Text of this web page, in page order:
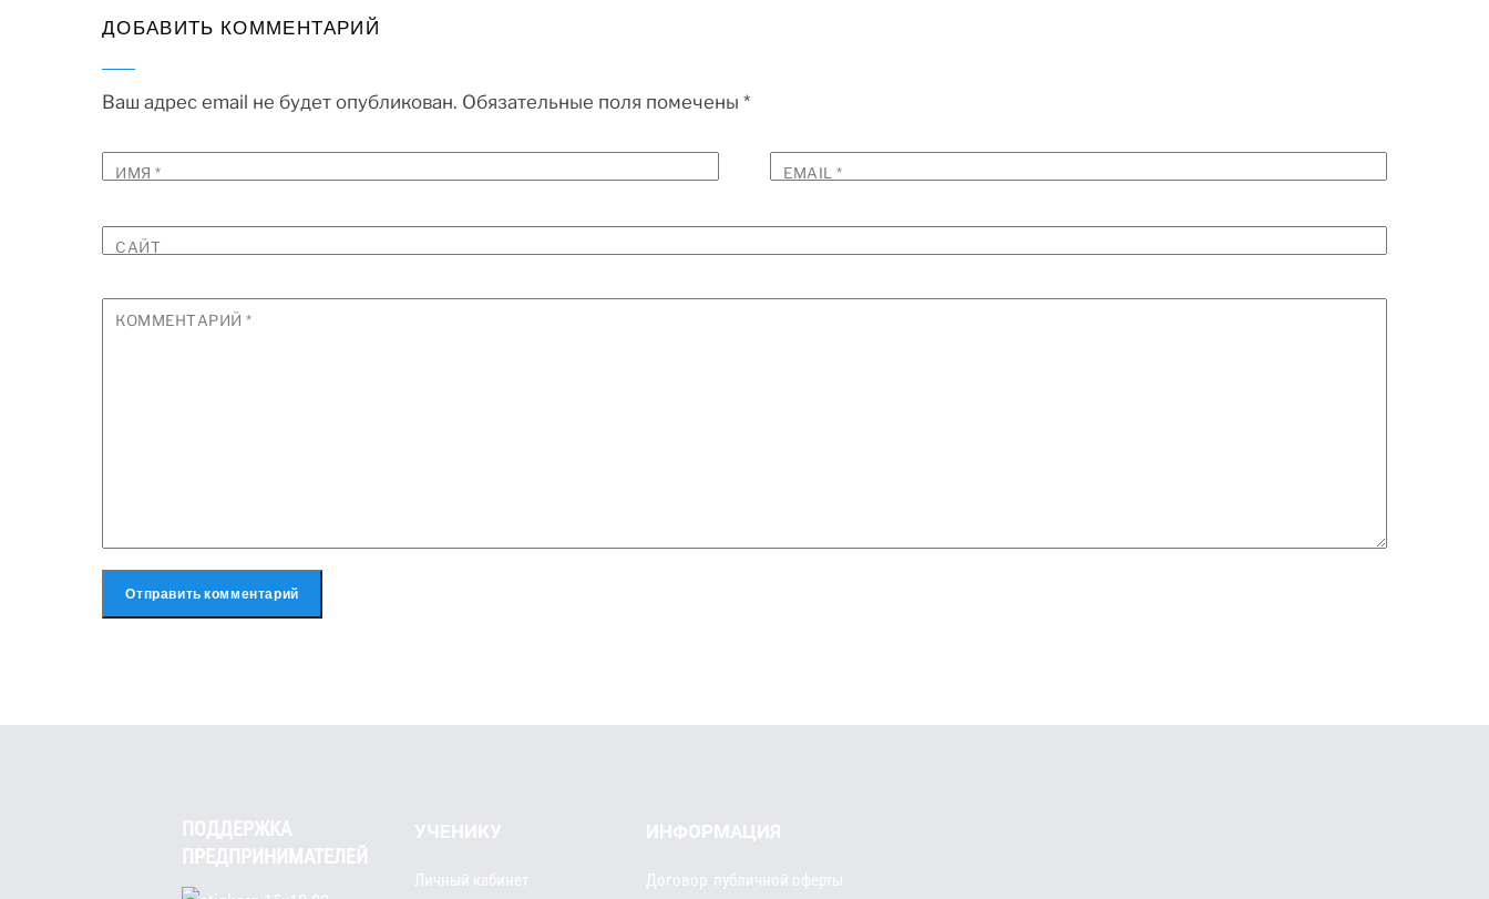
ДОБАВИТЬ КОММЕНТАРИЙ
Ваш адрес email не будет опубликован. Обязательные поля помечены *
ИМЯ* EMAIL*
САЙТ
КОММЕНТАРИЙ*
ПОДДЕРЖКА
ПРЕДПРИНИМАТЕЛЕЙ
УЧЕНИКУ
Личный кабинет
ИНФОРМАЦИЯ
Договор публичной оферты